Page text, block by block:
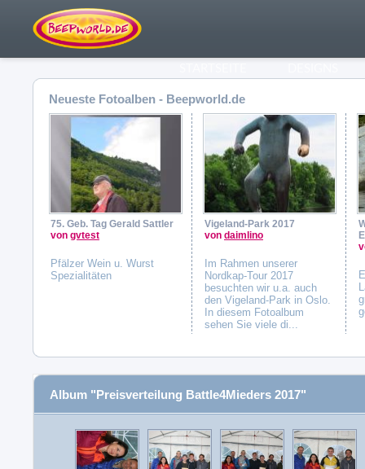
Neueste Fotoalben - Beepworld.de
75. Geb. Tag Gerald Sattler
von gvtest
Pfälzer Wein u. Wurst
Spezialitäten
Vigeland-Park 2017
von daimlino
Im Rahmen unserer
Nordkap-Tour 2017
besuchten wir u.a. auch
den Vigeland-Park in Oslo.
In diesem Fotoalbum
sehen Sie viele di...
Album "Preisverteilung Battle4Mieders 2017"